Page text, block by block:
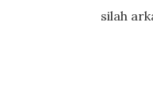
silah